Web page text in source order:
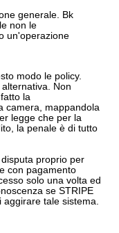
generale. Bk
non le
un'operazione
modo le policy.
Non
la
camera, mappandola
legge che per la
la penale è di tutto
proprio per
con pagamento
solo una volta ed
se STRIPE
aggirare tale sistema.